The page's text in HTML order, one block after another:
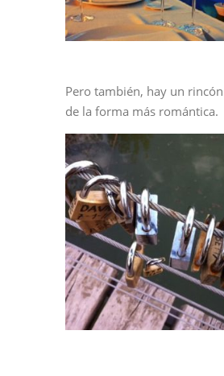
Pero también, hay un
de la forma más romántica.